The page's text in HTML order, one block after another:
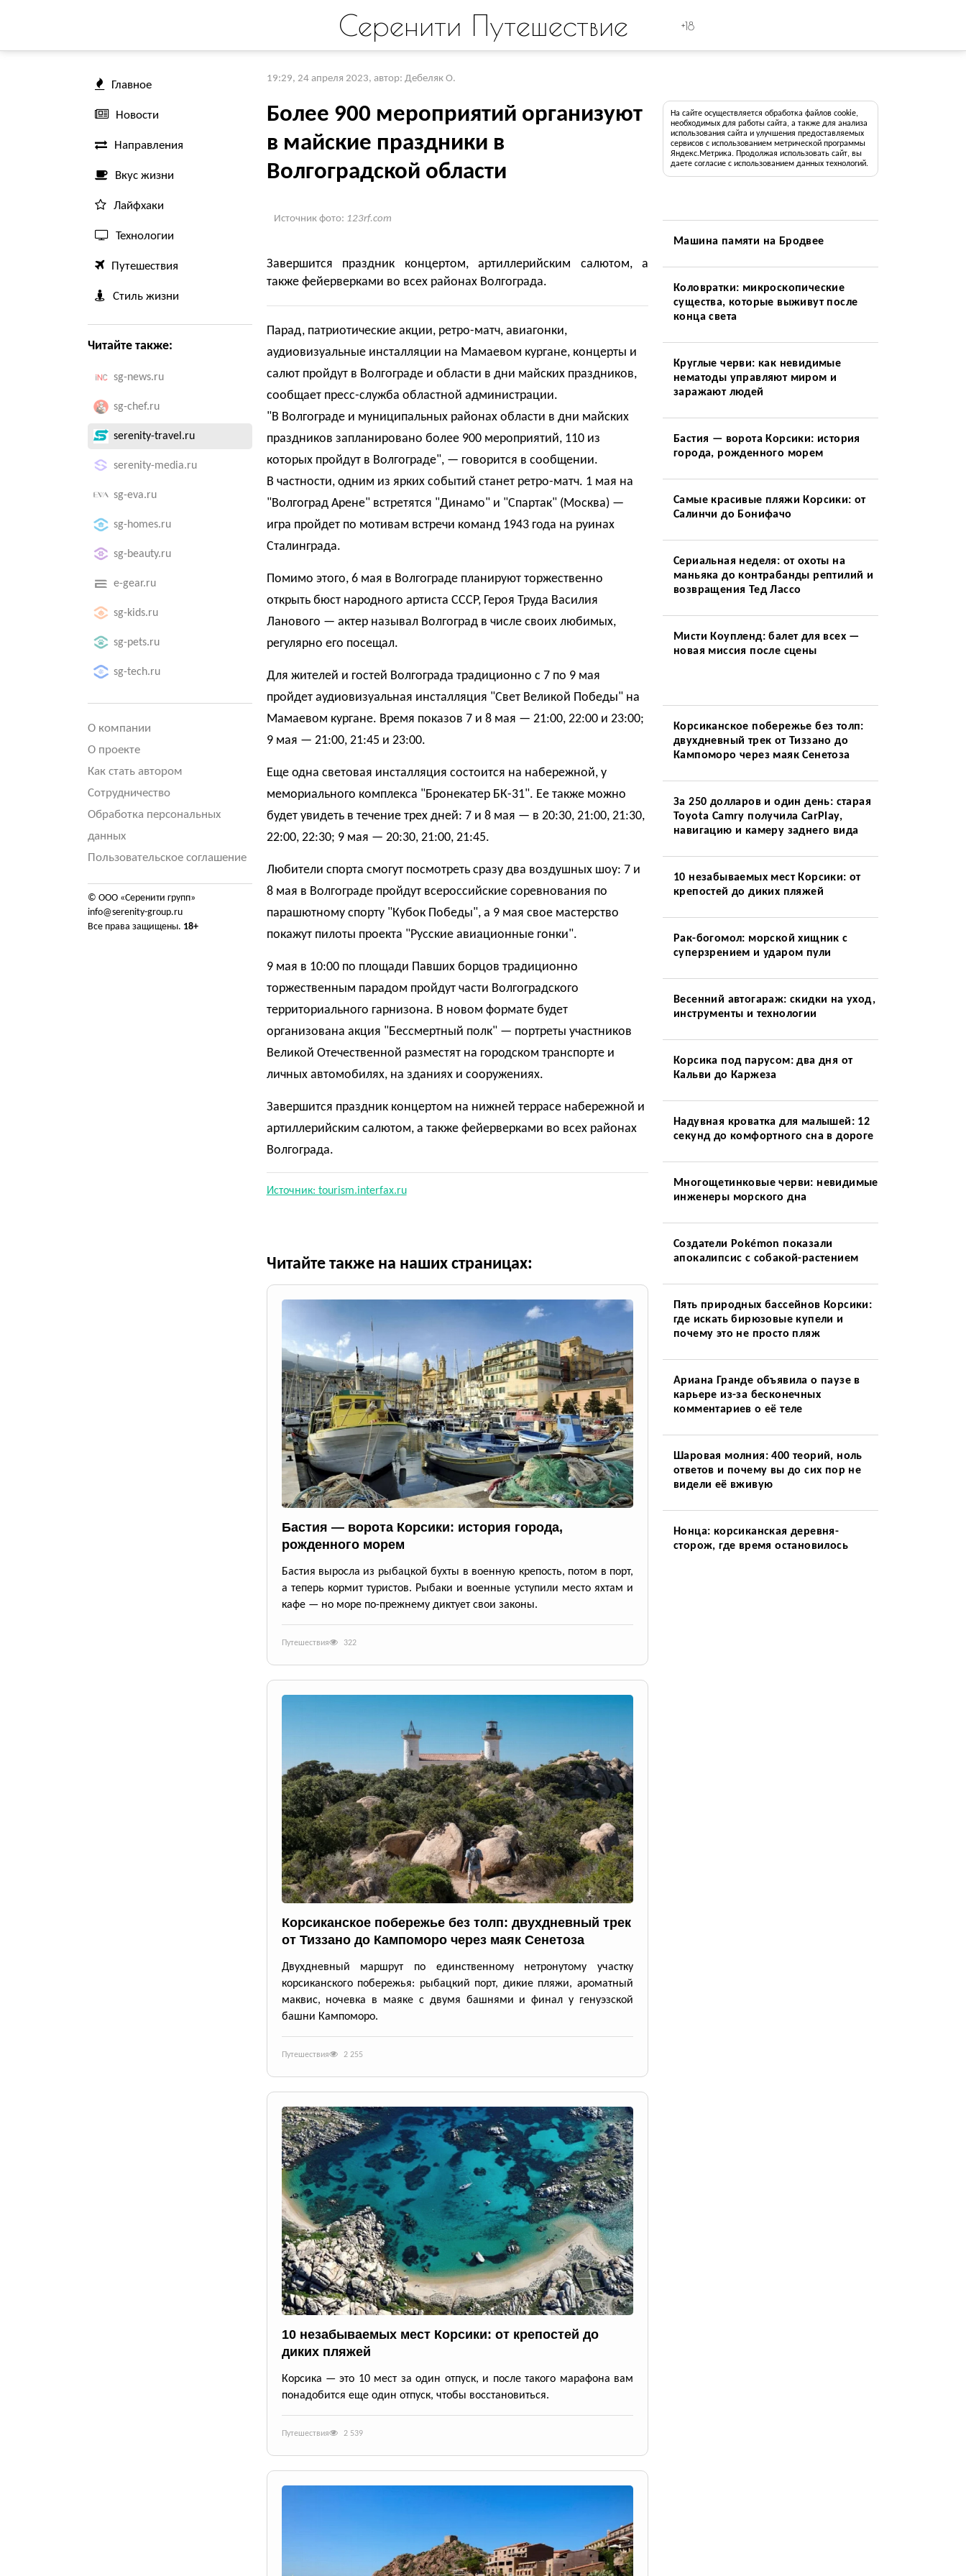
Серенити Путешествие +18
Главное
Новости
Направления
Вкус жизни
Лайфхаки
Технологии
Путешествия
Стиль жизни
Читайте также:
sg-news.ru
sg-chef.ru
serenity-travel.ru
serenity-media.ru
sg-eva.ru
sg-homes.ru
sg-beauty.ru
e-gear.ru
sg-kids.ru
sg-pets.ru
sg-tech.ru
О компании
О проекте
Как стать автором
Сотрудничество
Обработка персональных
данных
Пользовательское соглашение
© ООО «Серенити групп»
info@serenity-group.ru
Все права защищены. 18+
19:29, 24 апреля 2023, автор: Дебеляк О.
Более 900 мероприятий организуют
в майские праздники в
Волгоградской области
Источник фото: 123rf.com
Завершится праздник концертом, артиллерийским салютом, а
также фейерверками во всех районах Волгограда.
Парад, патриотические акции, ретро-матч, авиагонки,
аудиовизуальные инсталляции на Мамаевом кургане, концерты и
салют пройдут в Волгограде и области в дни майских праздников,
сообщает пресс-служба областной администрации.
"В Волгограде и муниципальных районах области в дни майских
праздников запланировано более 900 мероприятий, 110 из
которых пройдут в Волгограде", — говорится в сообщении.
В частности, одним из ярких событий станет ретро-матч. 1 мая на
"Волгоград Арене" встретятся "Динамо" и "Спартак" (Москва) —
игра пройдет по мотивам встречи команд 1943 года на руинах
Сталинграда.
Помимо этого, 6 мая в Волгограде планируют торжественно
открыть бюст народного артиста СССР, Героя Труда Василия
Ланового — актер называл Волгоград в числе своих любимых,
регулярно его посещал.
Для жителей и гостей Волгограда традиционно с 7 по 9 мая
пройдет аудиовизуальная инсталляция "Свет Великой Победы" на
Мамаевом кургане. Время показов 7 и 8 мая — 21:00, 22:00 и 23:00;
9 мая — 21:00, 21:45 и 23:00.
Еще одна световая инсталляция состоится на набережной, у
мемориального комплекса "Бронекатер БК-31". Ее также можно
будет увидеть в течение трех дней: 7 и 8 мая — в 20:30, 21:00, 21:30,
22:00, 22:30; 9 мая — 20:30, 21:00, 21:45.
Любители спорта смогут посмотреть сразу два воздушных шоу: 7 и
8 мая в Волгограде пройдут всероссийские соревнования по
парашютному спорту "Кубок Победы", а 9 мая свое мастерство
покажут пилоты проекта "Русские авиационные гонки".
9 мая в 10:00 по площади Павших борцов традиционно
торжественным парадом пройдут части Волгоградского
территориального гарнизона. В новом формате будет
организована акция "Бессмертный полк" — портреты участников
Великой Отечественной разместят на городском транспорте и
личных автомобилях, на зданиях и сооружениях.
Завершится праздник концертом на нижней террасе набережной и
артиллерийским салютом, а также фейерверками во всех районах
Волгограда.
Источник: tourism.interfax.ru
Читайте также на наших страницах:
Бастия — ворота Корсики: история города,
рожденного морем
Бастия выросла из рыбацкой бухты в военную крепость, потом в порт,
а теперь кормит туристов. Рыбаки и военные уступили место яхтам и
кафе — но море по-прежнему диктует свои законы.
Путешествия 322
Корсиканское побережье без толп: двухдневный трек
от Тиззано до Кампоморо через маяк Сенетоза
Двухдневный маршрут по единственному нетронутому участку
корсиканского побережья: рыбацкий порт, дикие пляжи, ароматный
маквис, ночевка в маяке с двумя башнями и финал у генуэзской
башни Кампоморо.
Путешествия 2 255
10 незабываемых мест Корсики: от крепостей до
диких пляжей
Корсика — это 10 мест за один отпуск, и после такого марафона вам
понадобится еще один отпуск, чтобы восстановиться.
Путешествия 2 539
На сайте осуществляется обработка файлов cookie,
необходимых для работы сайта, а также для анализа
использования сайта и улучшения предоставляемых
сервисов с использованием метрической программы
Яндекс.Метрика. Продолжая использовать сайт, вы
даете согласие с использованием данных технологий.
Машина памяти на Бродвее
Коловратки: микроскопические
существа, которые выживут после
конца света
Круглые черви: как невидимые
нематоды управляют миром и
заражают людей
Бастия — ворота Корсики: история
города, рожденного морем
Самые красивые пляжи Корсики: от
Салинчи до Бонифачо
Сериальная неделя: от охоты на
маньяка до контрабанды рептилий и
возвращения Тед Лассо
Мисти Коупленд: балет для всех —
новая миссия после сцены
Корсиканское побережье без толп:
двухдневный трек от Тиззано до
Кампоморо через маяк Сенетоза
За 250 долларов и один день: старая
Toyota Camry получила CarPlay,
навигацию и камеру заднего вида
10 незабываемых мест Корсики: от
крепостей до диких пляжей
Рак-богомол: морской хищник с
суперзрением и ударом пули
Весенний автогараж: скидки на уход,
инструменты и технологии
Корсика под парусом: два дня от
Кальви до Каржеза
Надувная кроватка для малышей: 12
секунд до комфортного сна в дороге
Многощетинковые черви: невидимые
инженеры морского дна
Создатели Pokémon показали
апокалипсис с собакой-растением
Пять природных бассейнов Корсики:
где искать бирюзовые купели и
почему это не просто пляж
Ариана Гранде объявила о паузе в
карьере из-за бесконечных
комментариев о её теле
Шаровая молния: 400 теорий, ноль
ответов и почему вы до сих пор не
видели её вживую
Нонца: корсиканская деревня-
сторож, где время остановилось